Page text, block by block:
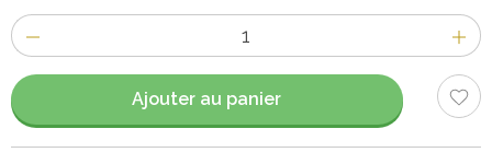
Nombre
d'items
Ajouter au panier